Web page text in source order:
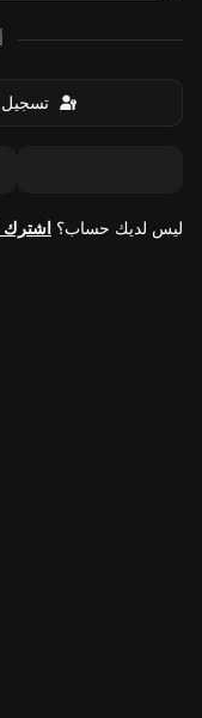
تسجيل
ليس لديك حساب؟ اشترك